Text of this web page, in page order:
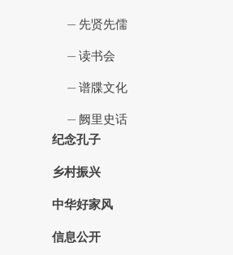
先贤先儒
读书会
谱牒文化
阙里史话
纪念孔子
乡村振兴
中华好家风
信息公开